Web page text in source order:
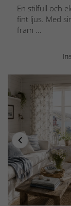
En stilfull och
fint ljus. Med
fram ...